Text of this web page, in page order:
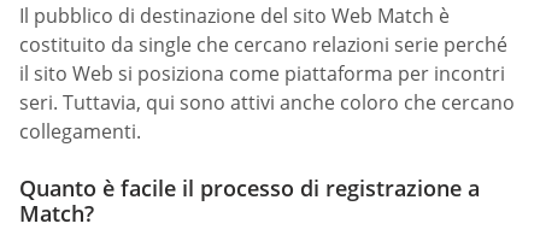
Il pubblico di destinazione del sito Web Match è
costituito da single che cercano relazioni serie perché
il sito Web si posiziona come piattaforma per incontri
seri. Tuttavia, qui sono attivi anche coloro che cercano
collegamenti.
Quanto è facile il processo di registrazione a
Match?